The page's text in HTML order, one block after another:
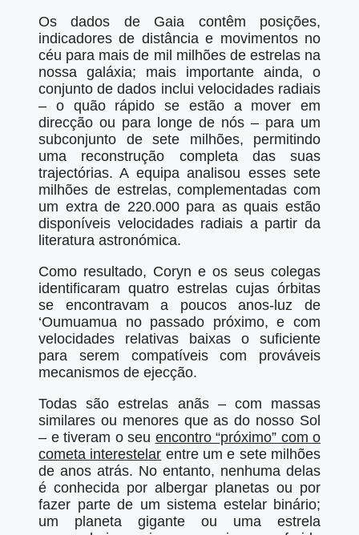
Os dados de Gaia contêm posições,
indicadores de distância e movimentos no
céu para mais de mil milhões de estrelas na
nossa galáxia; mais importante ainda, o
conjunto de dados inclui velocidades radiais
– o quão rápido se estão a mover em
direcção ou para longe de nós – para um
subconjunto de sete milhões, permitindo
uma reconstrução completa das suas
trajectórias. A equipa analisou esses sete
milhões de estrelas, complementadas com
um extra de 220.000 para as quais estão
disponíveis velocidades radiais a partir da
literatura astronómica.
Como resultado, Coryn e os seus colegas
identificaram quatro estrelas cujas órbitas
se encontravam a poucos anos-luz de
‘Oumuamua no passado próximo, e com
velocidades relativas baixas o suficiente
para serem compatíveis com prováveis
mecanismos de ejecção.
Todas são estrelas anãs – com massas
similares ou menores que as do nosso Sol
– e tiveram o seu encontro “próximo” com o
cometa interestelar entre um e sete milhões
de anos atrás. No entanto, nenhuma delas
é conhecida por albergar planetas ou por
fazer parte de um sistema estelar binário;
um planeta gigante ou uma estrela